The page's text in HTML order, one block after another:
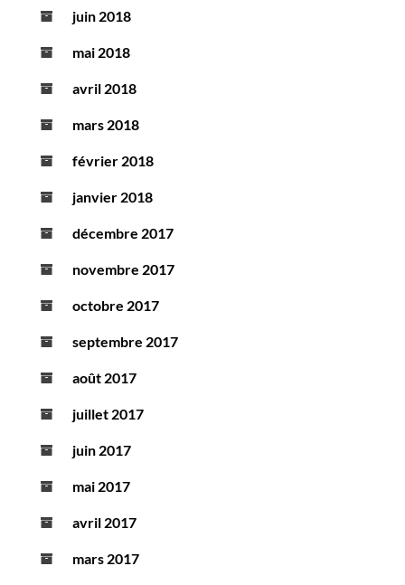
juin 2018
mai 2018
avril 2018
mars 2018
février 2018
janvier 2018
décembre 2017
novembre 2017
octobre 2017
septembre 2017
août 2017
juillet 2017
juin 2017
mai 2017
avril 2017
mars 2017